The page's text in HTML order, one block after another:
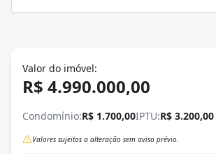
Valor do imóvel:
R$ 4.990.000,00
Condomínio:R$ 1.700,00IPTU:R$ 3.200,00
Valores sujeitos a alteração sem aviso prévio.